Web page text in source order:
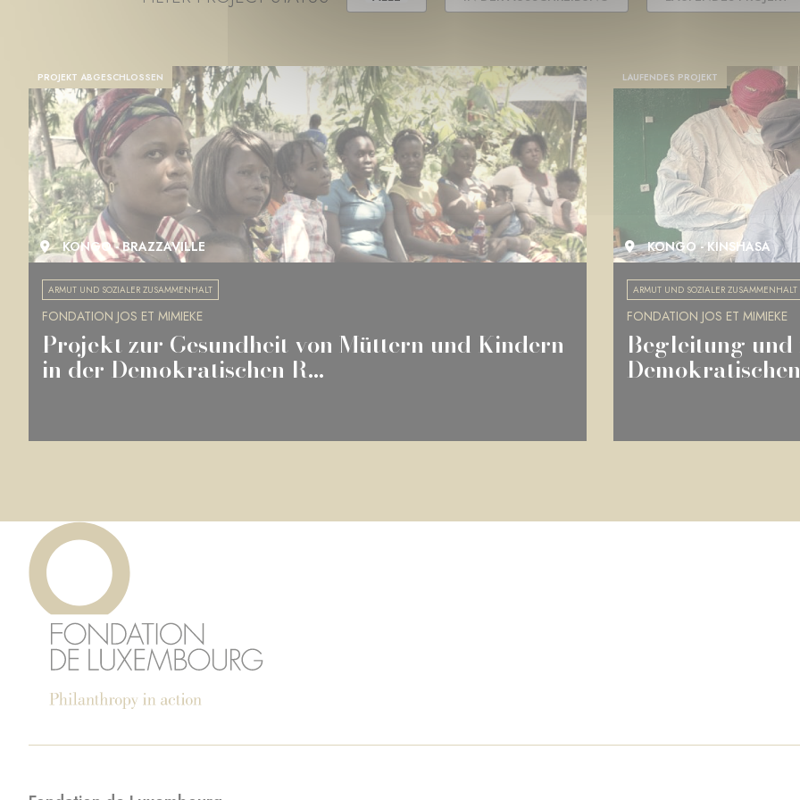
PROJEKT ABGESCHLOSSEN
KONGO - BRAZZAVILLE
ARMUT UND SOZIALER ZUSAMMENHALT
FONDATION JOS ET MIMIEKE
Projekt zur Gesundheit von Müttern und Kindern
in der Demokratischen R...
LAUFENDES PROJEKT
KONGO - KINSHASA
ARMUT UND SOZIALER ZUSAMMENHALT
FONDATION JOS ET MIMIEKE
Begleitung